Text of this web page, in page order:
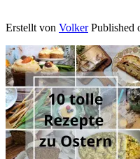
Erstellt von Volker Published